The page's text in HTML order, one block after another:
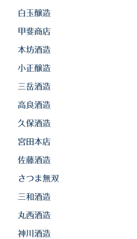
お問合わせ
白玉醸造
甲斐商店
本坊酒造
小正醸造
三岳酒造
高良酒造
久保酒造
宮田本店
佐藤酒造
さつま無双
三和酒造
丸西酒造
神川酒造